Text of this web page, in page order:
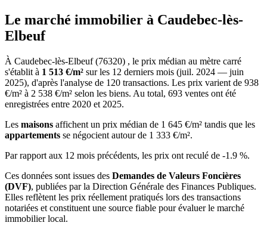
Le marché immobilier à Caudebec-lès-
Elbeuf
À Caudebec-lès-Elbeuf (76320) , le prix médian au mètre carré
s'établit à 1 513 €/m² sur les 12 derniers mois (juil. 2024 — juin
2025), d'après l'analyse de 120 transactions. Les prix varient de 938
€/m² à 2 538 €/m² selon les biens. Au total, 693 ventes ont été
enregistrées entre 2020 et 2025.
Les maisons affichent un prix médian de 1 645 €/m² tandis que les
appartements se négocient autour de 1 333 €/m².
Par rapport aux 12 mois précédents, les prix ont reculé de -1.9 %.
Ces données sont issues des Demandes de Valeurs Foncières
(DVF), publiées par la Direction Générale des Finances Publiques.
Elles reflètent les prix réellement pratiqués lors des transactions
notariées et constituent une source fiable pour évaluer le marché
immobilier local.